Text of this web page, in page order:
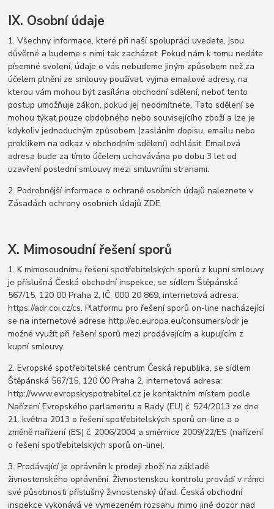
IX. Osobní údaje
1. Všechny informace, které při naší spolupráci uvedete, jsou
důvěrné a budeme s nimi tak zacházet. Pokud nám k tomu nedáte
písemné svolení, údaje o vás nebudeme jiným způsobem než za
účelem plnění ze smlouvy používat, vyjma emailové adresy, na
kterou vám mohou být zasílána obchodní sdělení, neboť tento
postup umožňuje zákon, pokud jej neodmítnete. Tato sdělení se
mohou týkat pouze obdobného nebo souvisejícího zboží a lze je
kdykoliv jednoduchým způsobem (zasláním dopisu, emailu nebo
proklikem na odkaz v obchodním sdělení) odhlásit. Emailová
adresa bude za tímto účelem uchovávána po dobu 3 let od
uzavření poslední smlouvy mezi smluvními stranami.
2. Podrobnější informace o ochraně osobních údajů naleznete v
Zásadách ochrany osobních údajů ZDE
X. Mimosoudní řešení sporů
1. K mimosoudnímu řešení spotřebitelských sporů z kupní smlouvy
je příslušná Česká obchodní inspekce, se sídlem Štěpánská
567/15, 120 00 Praha 2, IČ: 000 20 869, internetová adresa:
https://adr.coi.cz/cs. Platformu pro řešení sporů on-line nacházející
se na internetové adrese http://ec.europa.eu/consumers/odr je
možné využít při řešení sporů mezi prodávajícím a kupujícím z
kupní smlouvy.
2. Evropské spotřebitelské centrum Česká republika, se sídlem
Štěpánská 567/15, 120 00 Praha 2, internetová adresa:
http://www.evropskyspotrebitel.cz je kontaktním místem podle
Nařízení Evropského parlamentu a Rady (EU) č. 524/2013 ze dne
21. května 2013 o řešení spotřebitelských sporů on-line a o
změně nařízení (ES) č. 2006/2004 a směrnice 2009/22/ES (nařízení
o řešení spotřebitelských sporů on-line).
3. Prodávající je oprávněn k prodeji zboží na základě
živnostenského oprávnění. Živnostenskou kontrolu provádí v rámci
své působnosti příslušný živnostenský úřad. Česká obchodní
inspekce vykonává ve vymezeném rozsahu mimo jiné dozor nad